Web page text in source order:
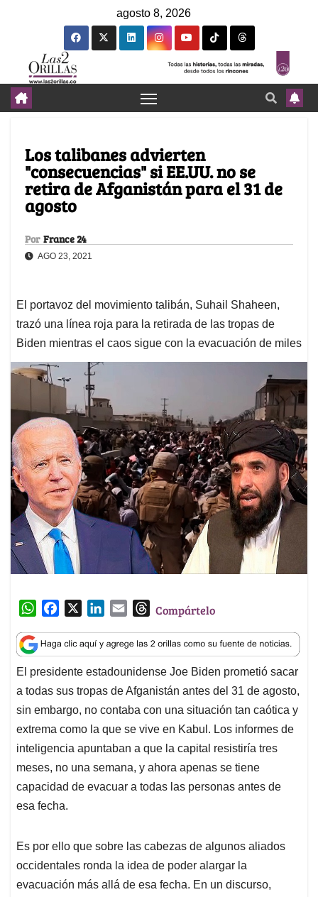
agosto 8, 2026
Los talibanes advierten
"consecuencias" si EE.UU. no se
retira de Afganistán para el 31 de
agosto
Por France 24
AGO 23, 2021
El portavoz del movimiento talibán, Suhail Shaheen,
trazó una línea roja para la retirada de las tropas de
Biden mientras el caos sigue con la evacuación de miles
W
a
t
s
A
p
p
c
e
b
o
o
k
n
k
e
d
I
n
a
i
l
T
r
e
a
d
s
Compártelo
El presidente estadounidense Joe Biden prometió sacar
a todas sus tropas de Afganistán antes del 31 de agosto,
sin embargo, no contaba con una situación tan caótica y
extrema como la que se vive en Kabul. Los informes de
inteligencia apuntaban a que la capital resistiría tres
meses, no una semana, y ahora apenas se tiene
capacidad de evacuar a todas las personas antes de
esa fecha.
Es por ello que sobre las cabezas de algunos aliados
occidentales ronda la idea de poder alargar la
evacuación más allá de esa fecha. En un discurso,